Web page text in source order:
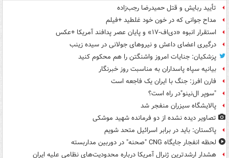
تأیید ربایش و قتل حمیدرضا رجب‌زاده
مداح جوانی که در خون خود غلطید +فیلم
استقرار انبوه «دی‌اف‑۱۷» و پایان عصر پدافند آمریکا +عکس
درگیری اعضای داعش و نیروهای جولانی در سیده زینب
پزشکیان: جنایات امروز واشنگتن را هم محکوم کنید
بیانیه سپاه پاسداران به مناسبت روز خبرنگار
فارن افرز: جنگ با ایران یک فاجعه است
"سوپر ال‌نینو"در راه است؟
پالایشگاه سیزران منفجر شد
تصاویر دیده‌ نشده از دو فرمانده شهید موشکی
پاکستان: باید در برابر اسرائیل متحد شویم
لحظه انفجار جایگاه CNG "صحنه" در دوربین مداربسته
هشدار ارشدترین ژنرال آمریکا درباره محدودیت‌های نظامی علیه ایران